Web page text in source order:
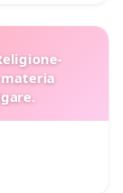
materia